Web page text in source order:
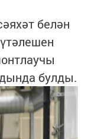
белән
булды.